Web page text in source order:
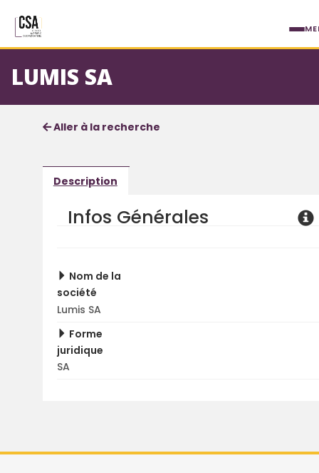
LUMIS SA
Fiche société
Informations détaillées
Aller à la recherche
Description
Infos Générales
Nom de la
société
Lumis SA
Forme
juridique
SA